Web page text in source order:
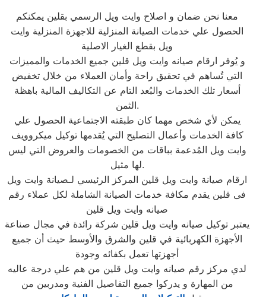
معنا نحن ضمان و اصلاح وايت ويل الرسمي بقلين يمكنكم
الحصول علي خدمات الصيانة المنزلية للاجهزة المنزلية وايت
ويل بقطع الغيار الاصلية
و يُوفر ارقام صيانه وايت ويل قلين جميع الخدمات والمميزات
التي تُساهم في تحقيق راحة وأمان العملاء من خلال تخفيض
أسعار تلك الخدمات والبُعد التام عن التكاليف المالية باهظة
الثمن.
يمكن لأي شخص مهما كان طبقته الاجتماعية الحصول علي
كافة الخدمات وأعمال التصليح التي يُقدمها توكيل ميكروويف
وايت ويل المُدعمة بباقات من الخصومات والعروض التي ليس
لها مثيل.
ارقام صيانة وايت ويل قلين المركز الرئيسي لـصيانة وايت ويل
فى قلين يقدم مكافة خدمات الصيانة الشاملة لكل عملاء رقم
صيانه وايت ويل قلين
يعتبر توكيل صيانه وايت ويل قلين شركة رائدة في مجال صناعة
الأجهزة الكهربائية في قلين والشرق والأوسط حيث أن جميع
أجهزتها تعمل بكفائه وجودة
لدي مركز رقم صيانه وايت ويل قلين من هم علي درجة عاليه
من المهارة و يدركوا جميع التفاصيل الفنية ومدربين من